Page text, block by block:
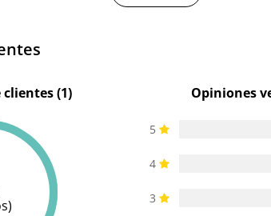
(1) Opiniones
5
4
3